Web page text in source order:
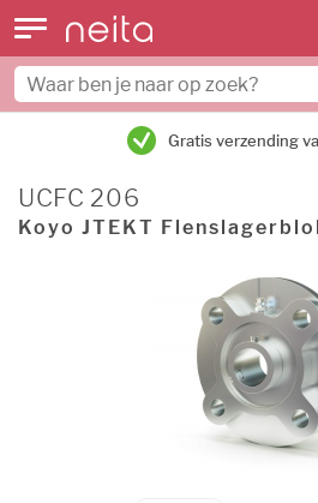
Gratis verzending
UCFC 206
Koyo JTEKT